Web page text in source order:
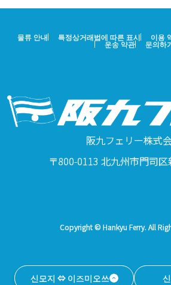
물류 안내 특정상거래법에 따른 표시 이용
운송 약관 문의하
阪九フェリー株式
〒800-0113 北九州市門司区
Copyright © Hankyu Ferry. All
신모지 ⇔ 이즈미오쓰